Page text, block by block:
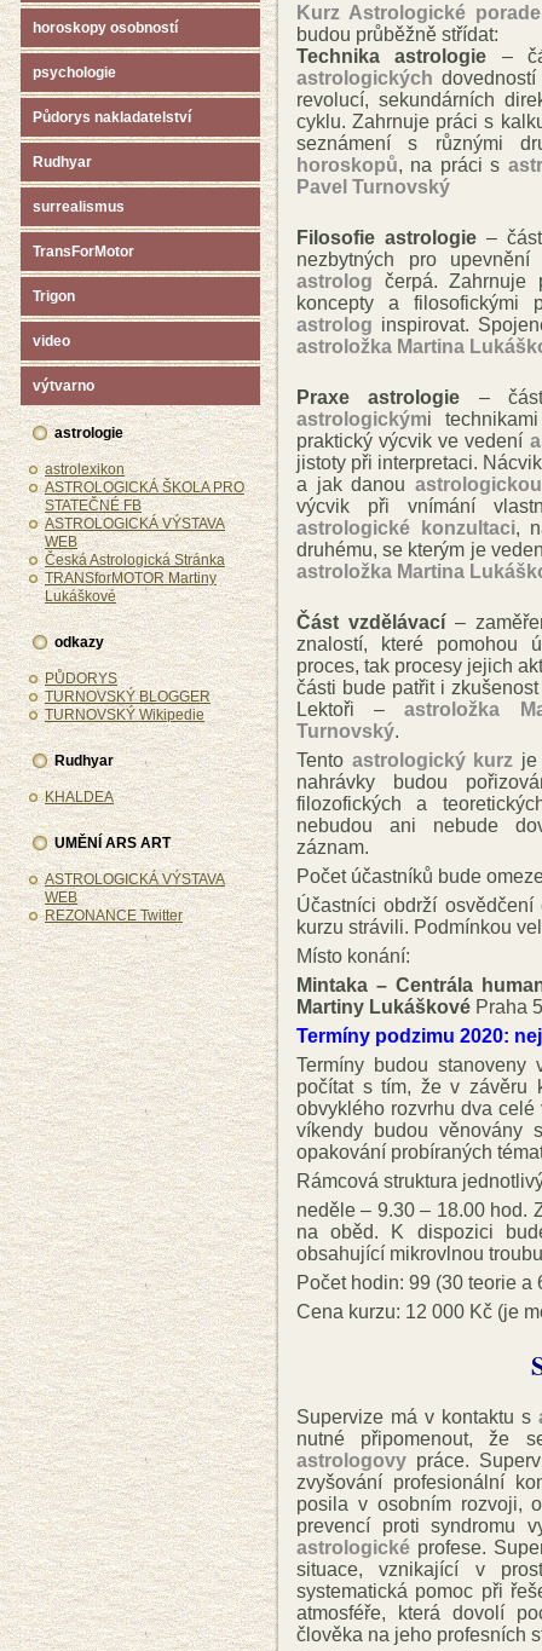
horoskopy osobností
psychologie
Půdorys nakladatelství
Rudhyar
surrealismus
TransForMotor
Trigon
video
výtvarno
astrologie
astrolexikon
ASTROLOGICKÁ ŠKOLA PRO
STATEČNÉ FB
ASTROLOGICKÁ VÝSTAVA
WEB
Česká Astrologická Stránka
TRANSforMOTOR Martiny
Lukáškové
odkazy
PŮDORYS
TURNOVSKÝ BLOGGER
TURNOVSKÝ Wikipedie
Rudhyar
KHALDEA
UMĚNÍ ARS ART
ASTROLOGICKÁ VÝSTAVA
WEB
REZONANCE Twitter
Kurz Astrologické
budou průběžně střídat:
Technika astrologie –
astrologických
revolucí, sekundárních
cyklu. Zahrnuje práci s
seznámení s různými
horoskopů, na práci s
Pavel Turnovský
Filosofie astrologie –
nezbytných pro
astrolog čerpá. Zahrnuje
koncepty a
astrolog inspirovat.
astroložka Martina
Praxe astrologie – část
astrologickými
praktický výcvik ve vedení
jistoty při interpretaci.
a jak danouastrologickou
výcvik při vnímání
astrologické konzultaci,
druhému, se kterým je
astroložka Martina
Část vzdělávací–
znalostí, které pomohou
proces, tak procesy jejich
části bude patřit i
Lektoři –astroložka
Turnovský.
Tento astrologický kurz je
nahrávky budou
filozofických a
nebudou ani nebude
záznam.
Počet účastníků bude
Účastníci obdrží
kurzu strávili. Podmínkou
Místo konání:
Mintaka – Centrála
Martiny Lukáškové Praha
Termíny podzimu 2020:
Termíny budou stanoveny
počítat s tím, že v závěru
obvyklého rozvrhu dva
víkendy budou věnovány
opakování probíraných
Rámcová struktura
neděle – 9.30 – 18.00 hod.
na oběd. K dispozici
obsahující mikrovlnou
Počet hodin: 99 (30 teorie a
Cena kurzu: 12 000 Kč (je
Supervize má v kontaktu s
nutné připomenout, že
astrologovy práce.
zvyšování profesionální
posila v osobním rozvoji,
prevencí proti syndromu
astrologické profese.
situace, vznikající v
systematická pomoc při
atmosféře, která dovolí
člověka na jeho profesních